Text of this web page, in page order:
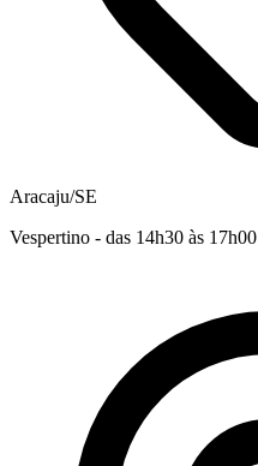
Aracaju/SE
Vespertino - das 14h30 às 17h00